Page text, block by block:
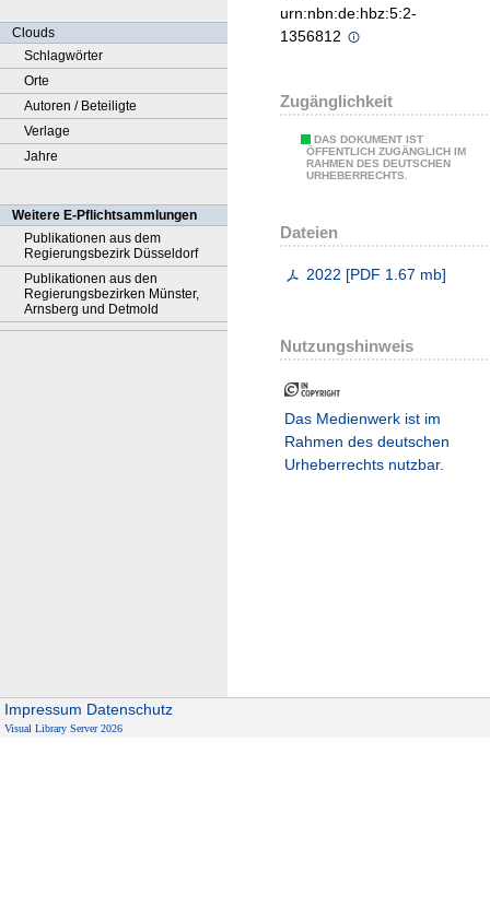
Clouds
Schlagwörter
Orte
Autoren / Beteiligte
Verlage
Jahre
Weitere E-Pflichtsammlungen
Publikationen aus dem
Regierungsbezirk Düsseldorf
Publikationen aus den
Regierungsbezirken Münster,
Arnsberg und Detmold
urn:nbn:de:hbz:5:2-
1356812
Zugänglichkeit
DAS DOKUMENT IST
ÖFFENTLICH ZUGÄNGLICH IM
RAHMEN DES DEUTSCHEN
URHEBERRECHTS.
Dateien
2022 [PDF 1.67 mb]
Nutzungshinweis
Das Medienwerk ist im
Rahmen des deutschen
Urheberrechts nutzbar.
Impressum Datenschutz
Visual Library Server 2026